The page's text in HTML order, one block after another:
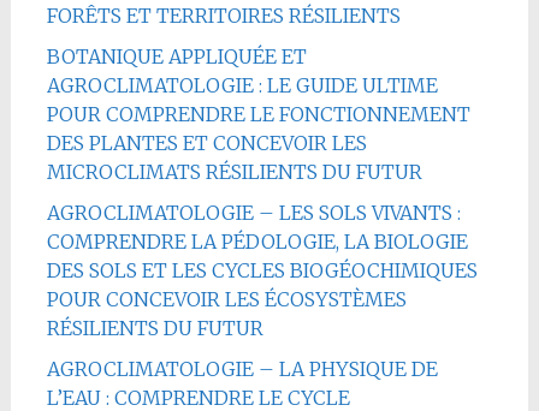
FORÊTS ET TERRITOIRES RÉSILIENTS
BOTANIQUE APPLIQUÉE ET
AGROCLIMATOLOGIE : LE GUIDE ULTIME
POUR COMPRENDRE LE FONCTIONNEMENT
DES PLANTES ET CONCEVOIR LES
MICROCLIMATS RÉSILIENTS DU FUTUR
AGROCLIMATOLOGIE – LES SOLS VIVANTS :
COMPRENDRE LA PÉDOLOGIE, LA BIOLOGIE
DES SOLS ET LES CYCLES BIOGÉOCHIMIQUES
POUR CONCEVOIR LES ÉCOSYSTÈMES
RÉSILIENTS DU FUTUR
AGROCLIMATOLOGIE – LA PHYSIQUE DE
L’EAU : COMPRENDRE LE CYCLE